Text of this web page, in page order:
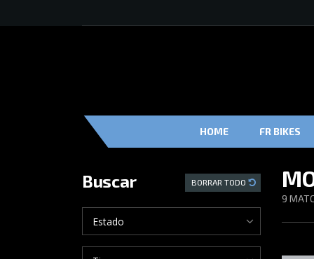
HOME FR BIKES
Buscar BORRAR TODO
Estado
9